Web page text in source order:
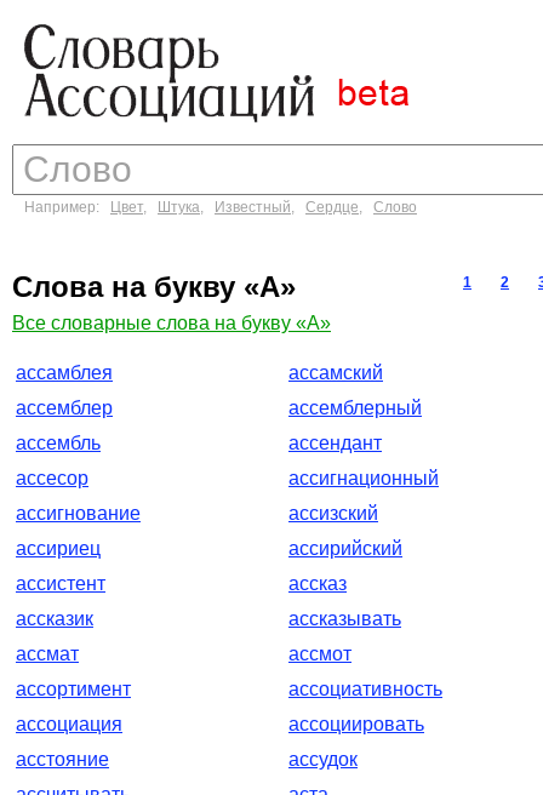
Например: Цвет, Штука, Известный, Сердце, Слово
Слова на букву «А» 1 2
Все словарные слова на букву «А»
ассамблея
ассамский
ассемблер
ассемблерный
ассембль
ассендант
ассесор
ассигнационный
ассигнование
ассизский
ассириец
ассирийский
ассистент
ассказ
ассказик
ассказывать
ассмат
ассмот
ассортимент
ассоциативность
ассоциация
ассоциировать
асстояние
ассудок